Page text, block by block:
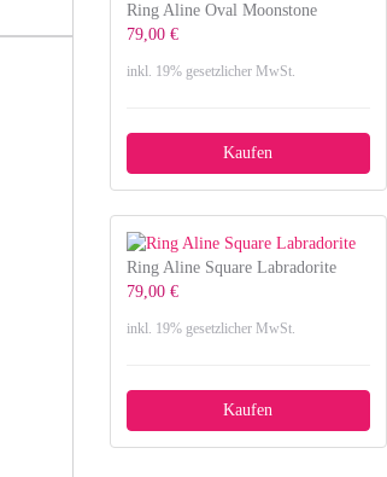
Ring Aline Oval Moonstone
79,00 €
inkl. 19% gesetzlicher MwSt.
Kaufen
Ring Aline Square Labradorite
79,00 €
inkl. 19% gesetzlicher MwSt.
Kaufen